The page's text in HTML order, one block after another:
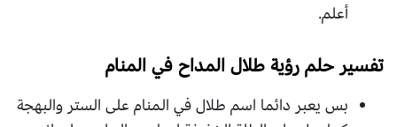
أعلم.
تفسير حلم رؤية طلال المداح في المنام
بس يعبر دائما اسم طلال في المنام على الستر والبهجة